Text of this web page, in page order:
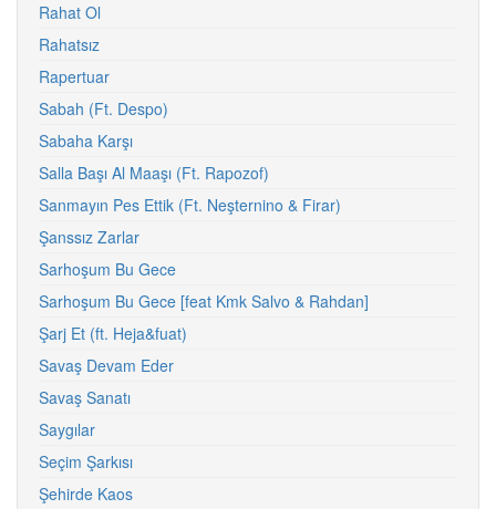
Rahat Ol
Rahatsız
Rapertuar
Sabah (Ft. Despo)
Sabaha Karşı
Salla Başı Al Maaşı (Ft. Rapozof)
Sanmayın Pes Ettik (Ft. Neşternino & Firar)
Şanssız Zarlar
Sarhoşum Bu Gece
Sarhoşum Bu Gece [feat Kmk Salvo & Rahdan]
Şarj Et (ft. Heja&fuat)
Savaş Devam Eder
Savaş Sanatı
Saygılar
Seçim Şarkısı
Şehirde Kaos